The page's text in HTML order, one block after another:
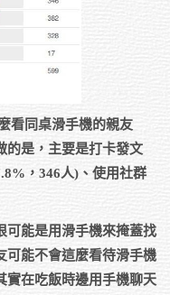
看同桌滑手機的親友
的是，主要是打卡發文
，346人)、使用社群
可能是用滑手機來掩蓋找
可能不會這麼看待滑手機
實在吃飯時邊用手機聊天